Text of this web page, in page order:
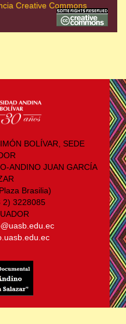
Creative Commons
BOLÍVAR, SEDE
ANDINO JUAN GARCÍA
Brasilia)
2) 3228085